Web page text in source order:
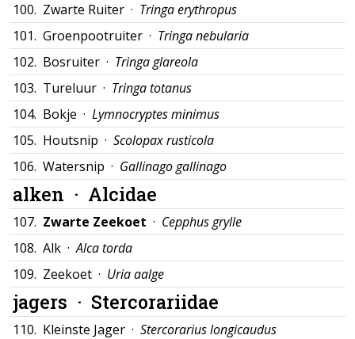
100. Zwarte Ruiter · Tringa erythropus
101. Groenpootruiter · Tringa nebularia
102. Bosruiter · Tringa glareola
103. Tureluur · Tringa totanus
104. Bokje · Lymnocryptes minimus
105. Houtsnip · Scolopax rusticola
106. Watersnip · Gallinago gallinago
alken · Alcidae
107. Zwarte Zeekoet · Cepphus grylle
108. Alk ·Alca torda
109. Zeekoet · Uria aalge
jagers · Stercorariidae
110. Kleinste Jager · Stercorarius longicaudus